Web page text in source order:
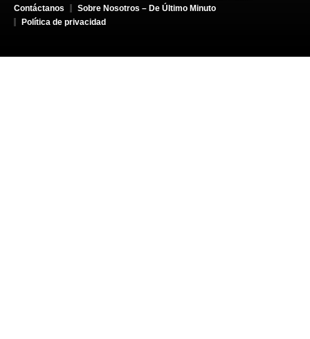
Contáctanos
Sobre Nosotros – De Último Minuto
Política de privacidad